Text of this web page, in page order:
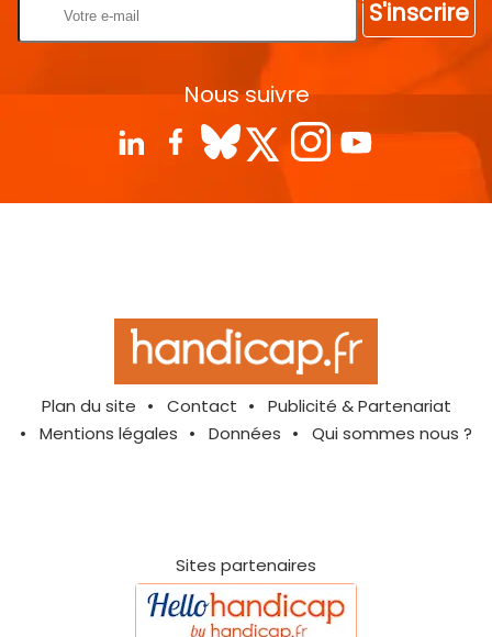
S'inscrire
Nous suivre
Plan du site Contact
Publicité & Partenariat
Mentions légales
Données Qui sommes nous ?
Sites partenaires